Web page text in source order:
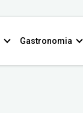
Gastronomia